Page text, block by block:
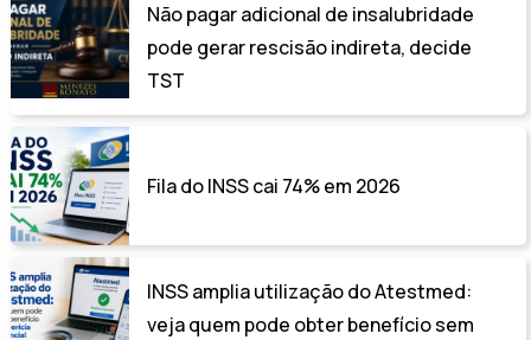
Não pagar adicional de insalubridade
pode gerar rescisão indireta, decide
TST
Fila do INSS cai 74% em 2026
INSS amplia utilização do Atestmed:
veja quem pode obter benefício sem